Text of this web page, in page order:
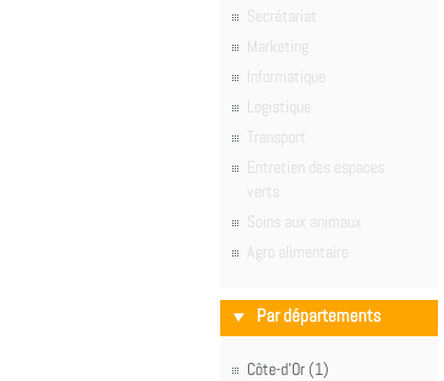
Secrétariat
Marketing
Informatique
Logistique
Transport
Entretien des espaces
verts
Soins aux animaux
Agro alimentaire
Par départements
Côte-d'Or (1)